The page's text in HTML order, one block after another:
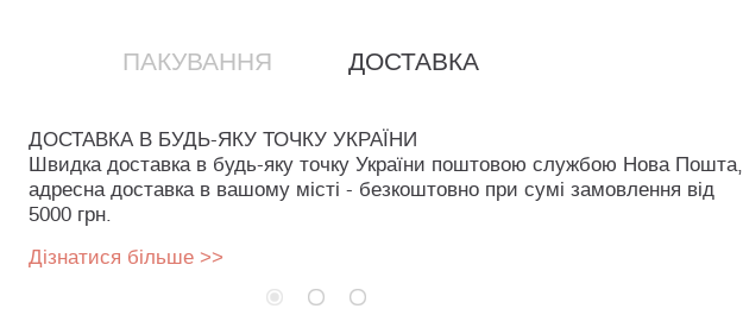
ПАКУВАННЯ ДОСТАВКА
ДОСТАВКА В БУДЬ-ЯКУ ТОЧКУ УКРАЇНИ
Швидка доставка в будь-яку точку України поштовою службою Нова Пошта,
адресна доставка в вашому місті - безкоштовно при сумі замовлення від
5000 грн.
Дізнатися більше >>